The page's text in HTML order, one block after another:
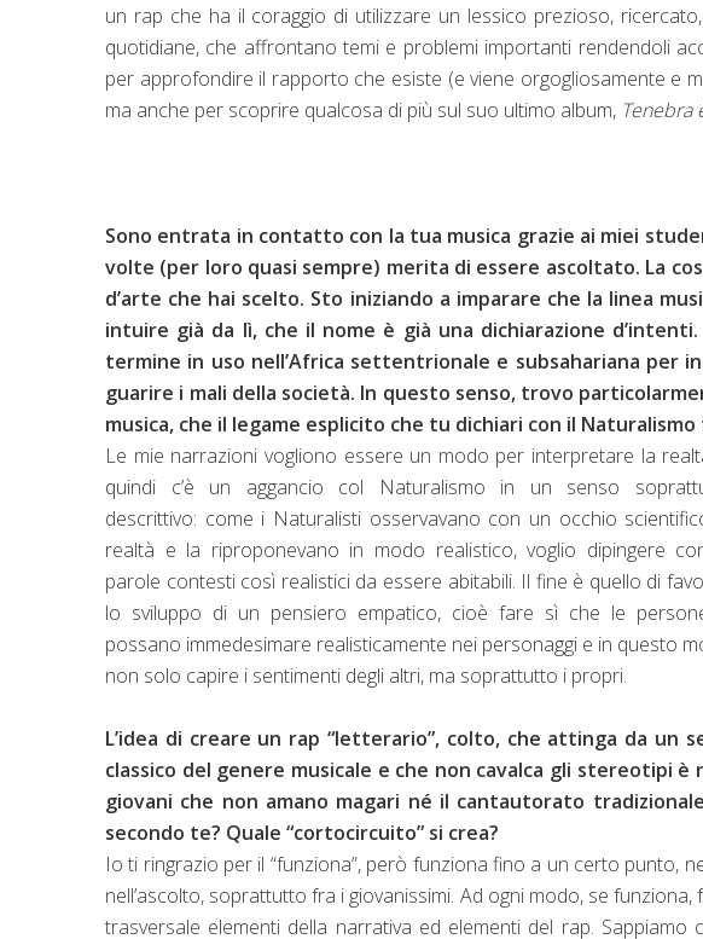
un rap che ha il coraggio di utilizzare un lessico prezioso,
quotidiane, che affrontano temi e problemi importanti rendendoli
per approfondire il rapporto che esiste (e viene orgogliosamente e
ma anche per scoprire qualcosa di più sul suo ultimo album, Tenebra
Sono entrata in contatto con la tua musica grazie ai miei
volte (per loro quasi sempre) merita di essere ascoltato. La
d’arte che hai scelto. Sto iniziando a imparare che la linea
intuire già da lì, che il nome è già una dichiarazione
termine in uso nell’Africa settentrionale e subsahariana per
guarire i mali della società. In questo senso, trovo
musica, che il legame esplicito che tu dichiari con il
Le mie narrazioni vogliono essere un modo per interpretare la
quindi c’è un aggancio col Naturalismo in un senso
descrittivo: come i Naturalisti osservavano con un occhio
realtà e la riproponevano in modo realistico, voglio dipingere
parole contesti così realistici da essere abitabili. Il fine è quello di
lo sviluppo di un pensiero empatico, cioè fare sì che le
possano immedesimare realisticamente nei personaggi e in questo
non solo capire i sentimenti degli altri, ma soprattutto i propri.
L’idea di creare un rap “letterario”, colto, che attinga da un
classico del genere musicale e che non cavalca gli stereotipi
giovani che non amano magari né il cantautorato
secondo te? Quale “cortocircuito” si crea?
Io ti ringrazio per il “funziona”, però funziona fino a un certo punto,
nell’ascolto, soprattutto fra i giovanissimi. Ad ogni modo, se
trasversale elementi della narrativa ed elementi del rap.